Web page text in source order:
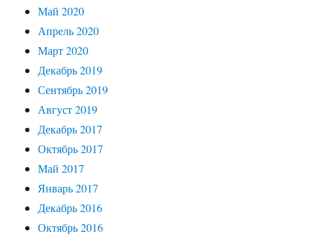
Май 2020
Апрель 2020
Март 2020
Декабрь 2019
Сентябрь 2019
Август 2019
Декабрь 2017
Октябрь 2017
Май 2017
Январь 2017
Декабрь 2016
Октябрь 2016